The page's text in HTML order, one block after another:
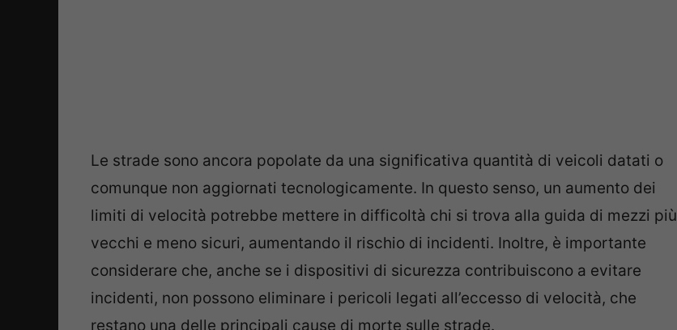
Le strade sono ancora popolate da una significativa quantità di veicoli datati o
comunque non aggiornati tecnologicamente. In questo senso, un aumento dei
limiti di velocità potrebbe mettere in difficoltà chi si trova alla guida di mezzi più
vecchi e meno sicuri, aumentando il rischio di incidenti. Inoltre, è importante
considerare che, anche se i dispositivi di sicurezza contribuiscono a evitare
incidenti, non possono eliminare i pericoli legati all’eccesso di velocità, che
restano una delle principali cause di morte sulle strade.